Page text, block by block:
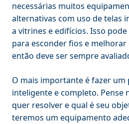
necessárias muitos
alternativas com uso de telas
a vitrines e edifícios. Isso
para esconder fios e melhorar
então deve ser sempre
O mais importante é fazer
inteligente e completo. Pense
quer resolver e qual é seu
teremos um equipamento